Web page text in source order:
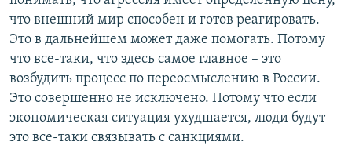
что внешний мир способен и готов реагировать.
Это в дальнейшем может даже помогать. Потому
что все-таки, что здесь самое главное – это
возбудить процесс по переосмыслению в России.
Это совершенно не исключено. Потому что если
экономическая ситуация ухудшается, люди будут
это все-таки связывать с санкциями.